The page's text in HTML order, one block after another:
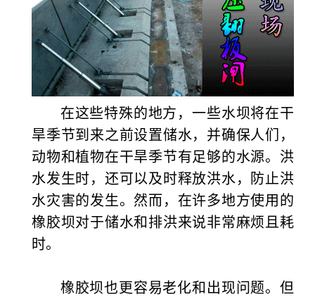
在这些特殊的地方，一些水坝将在干
旱季节到来之前设置储水，并确保人们，
动物和植物在干旱季节有足够的水源。洪
水发生时，还可以及时释放洪水，防止洪
水灾害的发生。然而，在许多地方使用的
橡胶坝对于储水和排洪来说非常麻烦且耗
时。
橡胶坝也更容易老化和出现问题。但